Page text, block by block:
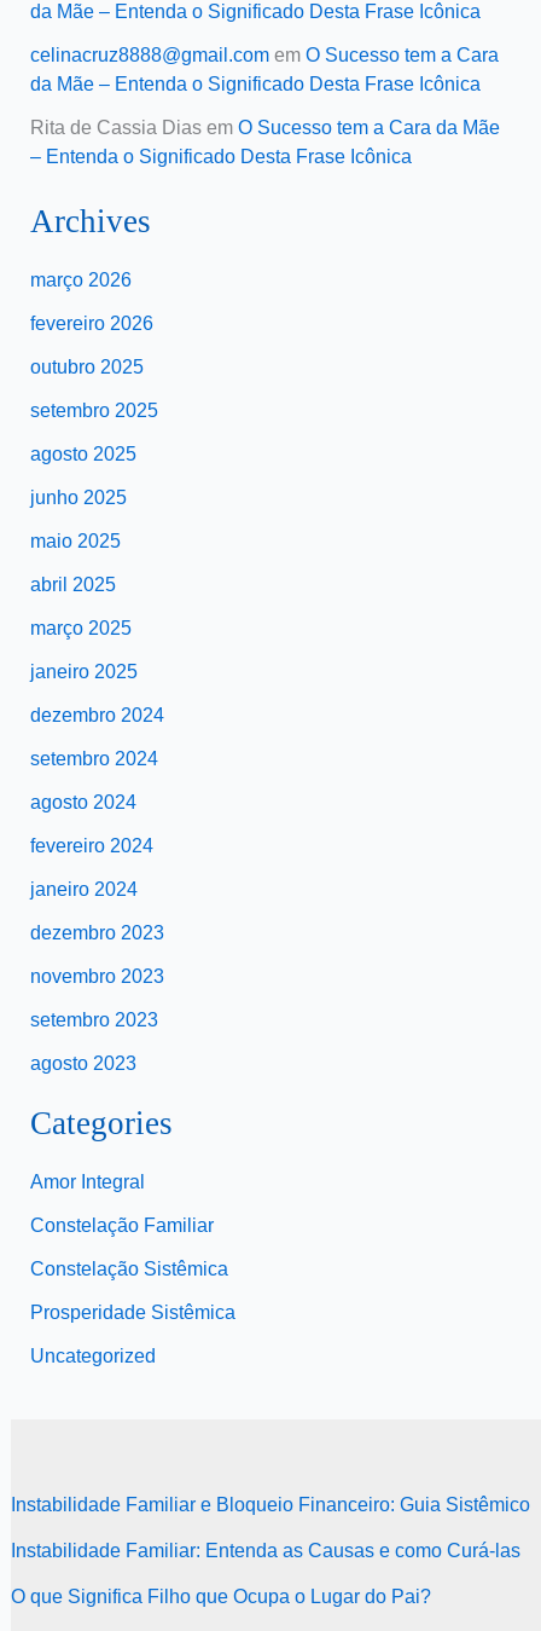
da Mãe – Entenda o Significado Desta Frase Icônica
celinacruz8888@gmail.comem O Sucesso tem a Cara
da Mãe – Entenda o Significado Desta Frase Icônica
Rita de Cassia Diasem O Sucesso tem a Cara da Mãe
– Entenda o Significado Desta Frase Icônica
Archives
março 2026
fevereiro 2026
outubro 2025
setembro 2025
agosto 2025
junho 2025
maio 2025
abril 2025
março 2025
janeiro 2025
dezembro 2024
setembro 2024
agosto 2024
fevereiro 2024
janeiro 2024
dezembro 2023
novembro 2023
setembro 2023
agosto 2023
Categories
Amor Integral
Constelação Familiar
Constelação Sistêmica
Prosperidade Sistêmica
Uncategorized
Instabilidade Familiar e Bloqueio Financeiro: Guia Sistêmico
Instabilidade Familiar: Entenda as Causas e como Curá-las
O que Significa Filho que Ocupa o Lugar do Pai?